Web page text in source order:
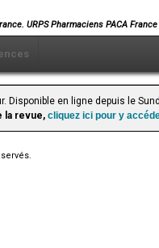
URPS Pharmaciens PACA France
Disponible en ligne depuis le
la revue, cliquez ici pour y